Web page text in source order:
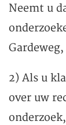
Neemt u
2) Als u
over uw